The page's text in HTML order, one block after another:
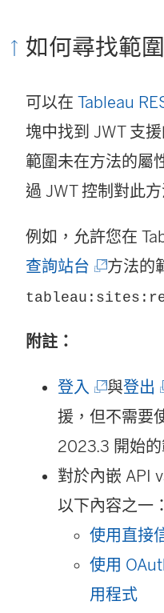
如何尋找範圍
可以在 Tableau
塊中找到 JWT 支
範圍未在方法的屬
過 JWT 控制對此方
例如，允許您在
查詢站台 (
連
新
視
窗
開
啟
)
方法的
附註：
登入 (
連
結
在
新
視
窗
開
與登出 (
新
援，但不需要
2023.3 開始
對於內嵌 API
以下內容之一：
使用直接
使用
用程式